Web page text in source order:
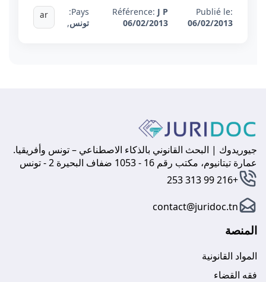
Publié le:
06/02/2013
Référence: J P
06/02/2013
Pays:
تونس,
ar
جيوريدوك | البحث القانوني بالذكاء الاصطناعي – تونس وأفريقيا.
عمارة تيتانيوم، مكتب رقم 16 - 1053 ضفاف البحيرة 2 - تونس
+216 99 313 253
contact@juridoc.tn
المنصة
المواد القانونية
فقه القضاء